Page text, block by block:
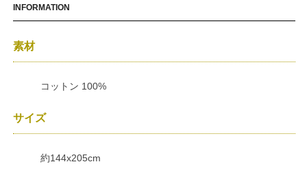
INFORMATION
素材
コットン 100%
サイズ
約144x205cm